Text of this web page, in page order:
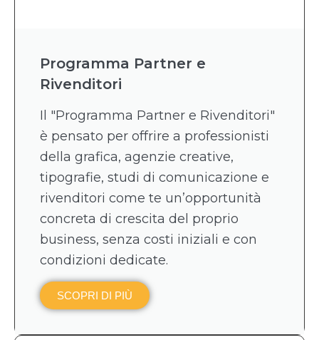
Programma Partner e
Rivenditori
Il "Programma Partner e Rivenditori"
è pensato per offrire a professionisti
della grafica, agenzie creative,
tipografie, studi di comunicazione e
rivenditori come te un’opportunità
concreta di crescita del proprio
business, senza costi iniziali e con
condizioni dedicate.
SCOPRI DI PIÙ